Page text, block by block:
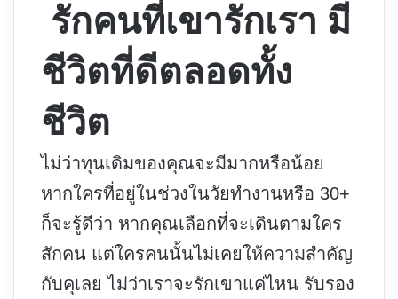
รักคนที่เขารักเรา มี
ชีวิตที่ดีตลอดทั้ง
ชีวิต
ไม่ว่าทุนเดิมของคุณจะมีมากหรือน้อย
หากใครที่อยู่ในช่วงในวัยทำงานหรือ 30+
ก็จะรู้ดีว่า หากคุณเลือกที่จะเดินตามใคร
สักคน แต่ใครคนนั้นไม่เคยให้ความสำคัญ
กับคุเลย ไม่ว่าเราจะรักเขาแค่ไหน รับรอง